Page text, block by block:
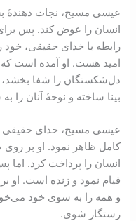
عيسی مسيح، نجات ‌دهندۀ
انسان را عوض کند. پس
رابطه با خدای حقيقی، خود
اميد هست. او آمده است که
دل‌شکستگان را شفا بخشد،
بينا ساخته و نوحۀ آنان را
عيسی مسيح، خدای حقيقی
کامل ظاهر نمود. او بر
انسان را پرداخت کرد. اما
قيام نمود و زنده است. او
و همه را به سوی خود
رستگار شوی.